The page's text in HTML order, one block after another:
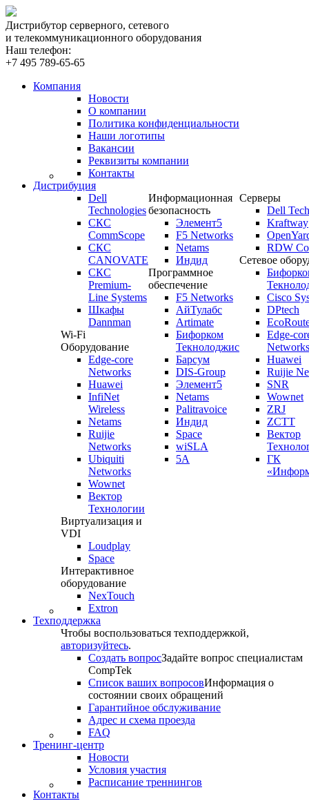
Дистрибутор серверного, сетевого
и телекоммуникационного оборудования
Наш телефон:
+7 495 789-65-65
Компания
Новости
О компании
Политика конфиденциальности
Наши логотипы
Вакансии
Реквизиты компании
Контакты
Дистрибуция
Dell
Technologies
СКС
CommScope
СКС
CANOVATE
СКС
Premium-
Line Systems
Шкафы
Dannman
Wi-Fi
Оборудование
Edge-core
Networks
Huawei
InfiNet
Wireless
Netams
Ruijie
Networks
Ubiquiti
Networks
Wownet
Вектор
Технологии
Виртуализация и
VDI
Loudplay
Space
Интерактивное
оборудование
NexTouch
Extron
Информационная
безопасность
Элемент5
F5 Networks
Netams
Индид
Программное
обеспечение
F5 Networks
АйТулабс
Artimate
Бифорком
Текнолоджис
Барсум
DIS-Group
Элемент5
Netams
Palitravoice
Индид
Space
wiSLA
5A
Серверы
Dell
Kraftway
RDW
Сетевое
Cisco
DPtech
Edge-
Networks
Huawei
Ruijie
SNR
Wownet
ZRJ
ZCTT
Вектор
ГК
Техподдержка
Чтобы воспользоваться техподдержкой,
авторизуйтесь.
Создать вопросЗадайте вопрос специалистам
CompTek
Список ваших вопросовИнформация о
состоянии своих обращений
Гарантийное обслуживание
Адрес и схема проезда
FAQ
Тренинг-центр
Новости
Условия участия
Расписание треннингов
Контакты